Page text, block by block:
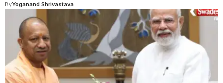
ByYoganand Shrivastava